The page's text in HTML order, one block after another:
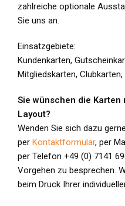
zahlreiche optionale
Sie uns an.
Einsatzgebiete:
Kundenkarten,
Mitgliedskarten, Clubkarten,
Sie wünschen die
Layout?
Wenden Sie sich dazu
per Kontaktformular, per
per Telefon +49 (0) 7141
Vorgehen zu besprechen.
beim Druck Ihrer